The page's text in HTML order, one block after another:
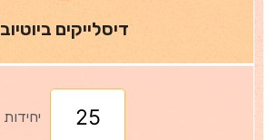
דיסלייקים ביוטיוב
יחידות